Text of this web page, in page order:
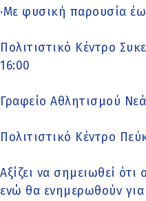
·Με φυσική παρουσία
Πολιτιστικό Κέντρο
16:00
Γραφείο Αθλητισμού
Πολιτιστικό Κέντρο
Αξίζει να σημειωθεί
ενώ θα ενημερωθούν